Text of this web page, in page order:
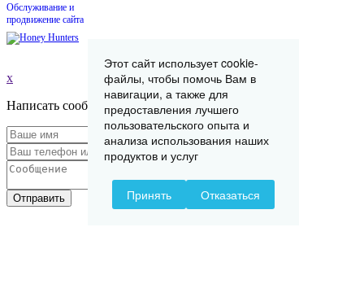
Обслуживание и
продвижение сайта
x
Написать сообщение
Отправить
Этот сайт использует cookie-
файлы, чтобы помочь Вам в
навигации, а также для
предоставления лучшего
пользовательского опыта и
анализа использования наших
продуктов и услуг
Принять Отказаться